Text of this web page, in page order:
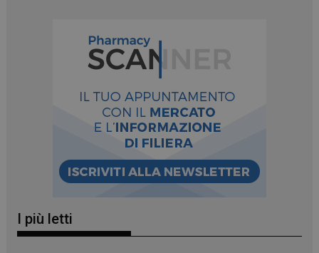
I più letti
_ga_YJ0035S3E9 .panoramacosmetico.it